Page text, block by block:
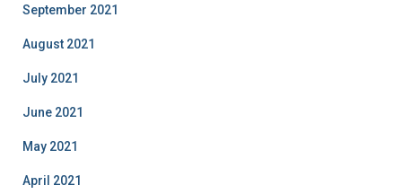
September 2021
August 2021
July 2021
June 2021
May 2021
April 2021